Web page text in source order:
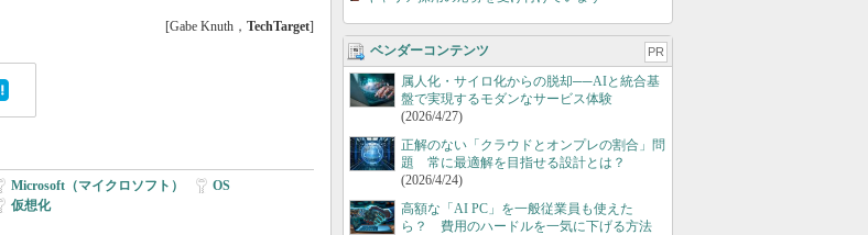
[Gabe Knuth， TechTarget]
Microsoft（マイクロソフト） OS
仮想化
ベンダーコンテンツ PR
属人化・サイロ化からの脱却──AIと統合基
盤で実現するモダンなサービス体験
(2026/4/27)
正解のない「クラウドとオンプレの割合」問
題 常に最適解を目指せる設計とは？
(2026/4/24)
高額な「AI PC」を一般従業員も使えた
ら？ 費用のハードルを一気に下げる方法